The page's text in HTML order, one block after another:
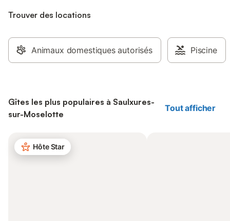
Trouver des locations
Animaux domestiques autorisés Piscine
Gîtes les plus populaires à Saulxures-
sur-Moselotte
Tout afficher
Hôte Star